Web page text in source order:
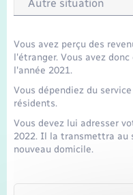
Autre situation
Vous avez perçu des
l'étranger. Vous avez
l'année 2021.
Vous dépendiez du
résidents.
Vous devez lui adresser
2022. Il la transmettra au
nouveau domicile.